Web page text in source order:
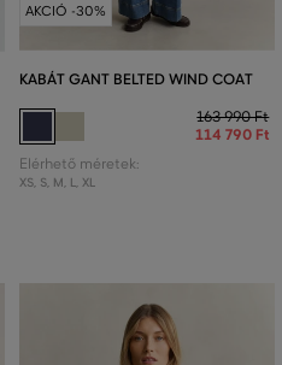
AKCIÓ -30%
KABÁT GANT BELTED WIND COAT
163 990 Ft
114 790 Ft
Elérhető méretek:
XS, S, M, L, XL